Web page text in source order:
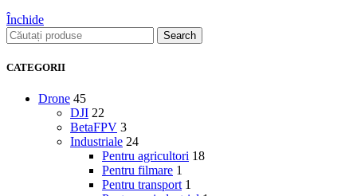
Închide
Search
CATEGORII
Drone 45
DJI 22
BetaFPV 3
Industriale 24
Pentru agricultori 18
Pentru filmare 1
Pentru transport 1